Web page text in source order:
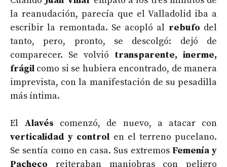
la reanudación, parecía que el Valladolid iba a
escribir la remontada. Se acopló al rebufo del
tanto, pero, pronto, se descolgó: dejó de
comparecer. Se volvió transparente, inerme,
frágil como si se hubiera encontrado, de manera
imprevista, con la manifestación de su pesadilla
más íntima.
El Alavés comenzó, de nuevo, a atacar con
verticalidad y control en el terreno pucelano.
Se sentía como en casa. Sus extremos Femenía y
Pacheco reiteraban maniobras con peligro